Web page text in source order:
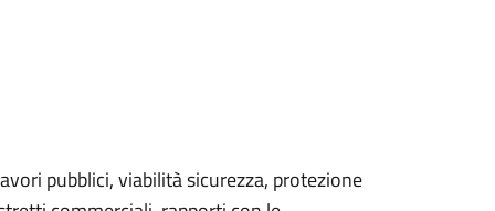
pubblici, viabilità sicurezza, protezione